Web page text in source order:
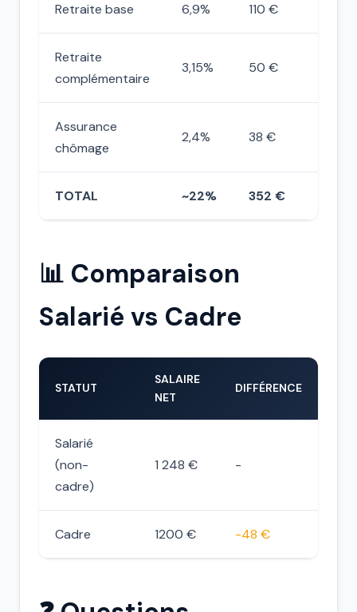
Retraite base 6,9% 110 €
Retraite
complémentaire
3,15% 50 €
Assurance
chômage
2,4% 38 €
TOTAL ~22% 352 €
📊 Comparaison
Salarié vs Cadre
STATUT
SALAIRE
NET
DIFFÉRENCE
Salarié
(non-
cadre)
1 248 € -
Cadre 1200 € -48 €